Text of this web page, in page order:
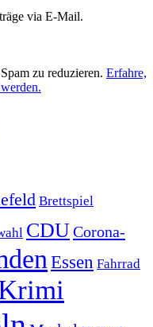
via E-Mail.
zu reduzieren. Erfahre,
Brettspiel
CDUCorona-
Essen Fahrrad